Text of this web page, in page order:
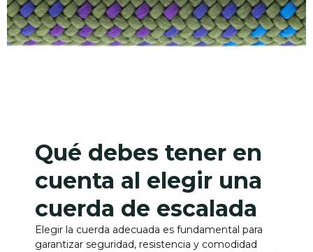
Qué debes tener en
cuenta al elegir una
cuerda de escalada
Elegir la cuerda adecuada es fundamental para
garantizar seguridad, resistencia y comodidad